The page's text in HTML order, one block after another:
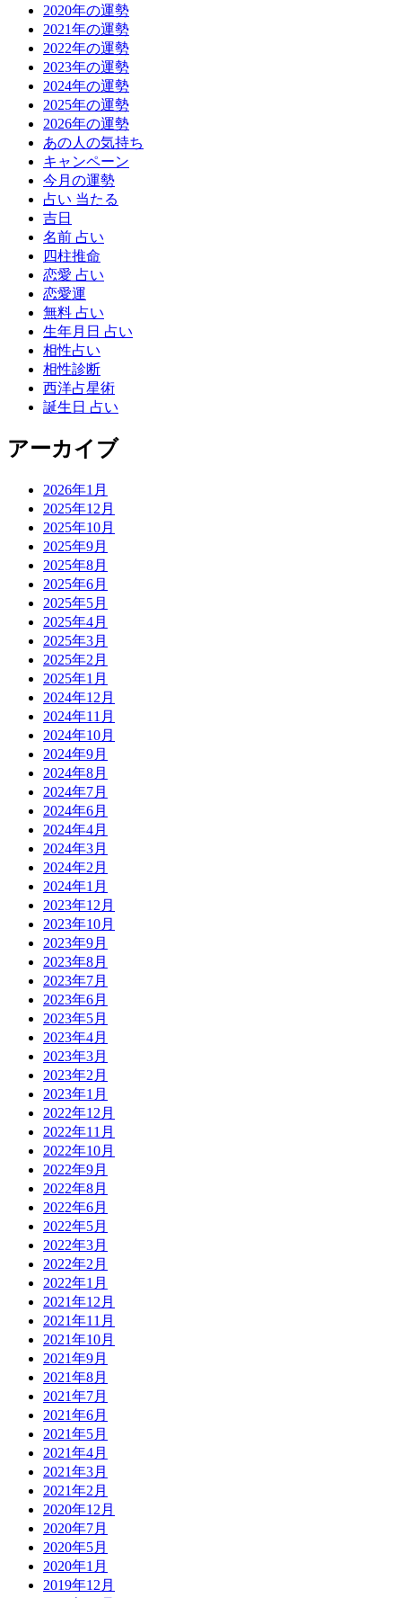
2020年の運勢
2021年の運勢
2022年の運勢
2023年の運勢
2024年の運勢
2025年の運勢
2026年の運勢
あの人の気持ち
キャンペーン
今月の運勢
占い 当たる
吉日
名前 占い
四柱推命
恋愛 占い
恋愛運
無料 占い
生年月日 占い
相性占い
相性診断
西洋占星術
誕生日 占い
アーカイブ
2026年1月
2025年12月
2025年10月
2025年9月
2025年8月
2025年6月
2025年5月
2025年4月
2025年3月
2025年2月
2025年1月
2024年12月
2024年11月
2024年10月
2024年9月
2024年8月
2024年7月
2024年6月
2024年4月
2024年3月
2024年2月
2024年1月
2023年12月
2023年10月
2023年9月
2023年8月
2023年7月
2023年6月
2023年5月
2023年4月
2023年3月
2023年2月
2023年1月
2022年12月
2022年11月
2022年10月
2022年9月
2022年8月
2022年6月
2022年5月
2022年3月
2022年2月
2022年1月
2021年12月
2021年11月
2021年10月
2021年9月
2021年8月
2021年7月
2021年6月
2021年5月
2021年4月
2021年3月
2021年2月
2020年12月
2020年7月
2020年5月
2020年1月
2019年12月